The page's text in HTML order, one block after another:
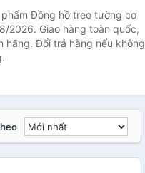
Đồng hồ treo tường cơ
2026. Giao hàng toàn quốc,
hãng. Đổi trả hàng nếu không